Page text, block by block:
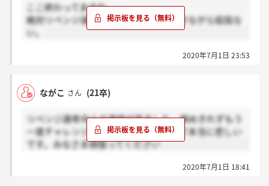
ここ終わってますね、、、
絶対リベンジ選考あるよ、といっておきながら結局な
い。
2020年7月1日 23:53
ながこ さん (21卒)
リベンジ選考中止の連絡が来ました。諦めきれずもう
一度チャレンジしようと思っていたので本当に悲しい
です。みなさま頑張ってください
2020年7月1日 18:41